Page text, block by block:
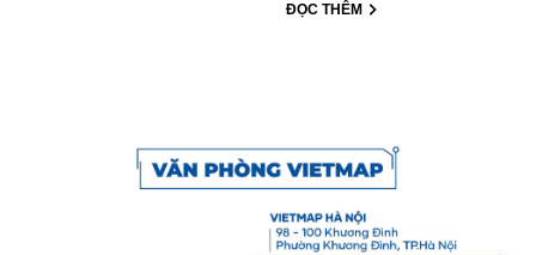
ĐỌC THÊM